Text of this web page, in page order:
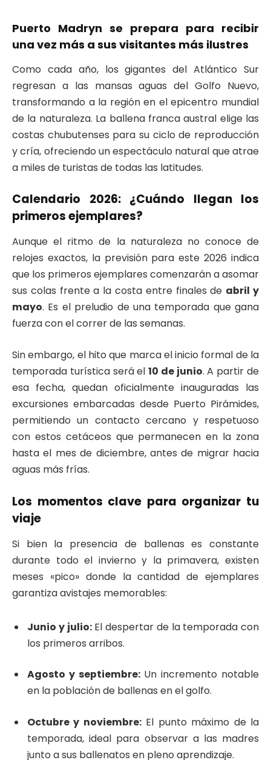
Puerto Madryn se prepara para recibir
una vez más a sus visitantes más ilustres
Como cada año, los gigantes del Atlántico Sur
regresan a las mansas aguas del Golfo Nuevo,
transformando a la región en el epicentro mundial
de la naturaleza. La ballena franca austral elige las
costas chubutenses para su ciclo de reproducción
y cría, ofreciendo un espectáculo natural que atrae
a miles de turistas de todas las latitudes.
Calendario 2026: ¿Cuándo llegan los
primeros ejemplares?
Aunque el ritmo de la naturaleza no conoce de
relojes exactos, la previsión para este 2026 indica
que los primeros ejemplares comenzarán a asomar
sus colas frente a la costa entre finales de abril y
mayo. Es el preludio de una temporada que gana
fuerza con el correr de las semanas.
Sin embargo, el hito que marca el inicio formal de la
temporada turística será el10 de junio. A partir de
esa fecha, quedan oficialmente inauguradas las
excursiones embarcadas desde Puerto Pirámides,
permitiendo un contacto cercano y respetuoso
con estos cetáceos que permanecen en la zona
hasta el mes de diciembre, antes de migrar hacia
aguas más frías.
Los momentos clave para organizar tu
viaje
Si bien la presencia de ballenas es constante
durante todo el invierno y la primavera, existen
meses «pico» donde la cantidad de ejemplares
garantiza avistajes memorables:
Junio y julio:El despertar de la temporada con
los primeros arribos.
Agosto y septiembre:Un incremento notable
en la población de ballenas en el golfo.
Octubre y noviembre:El punto máximo de la
temporada, ideal para observar a las madres
junto a sus ballenatos en pleno aprendizaje.